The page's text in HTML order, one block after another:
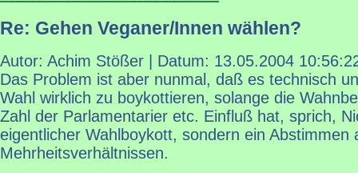
Re: Gehen Veganer/Innen wählen?
Autor: Achim Stößer | Datum: 13.05.2004
Das Problem ist aber nunmal, daß es technisch
Wahl wirklich zu boykottieren, solange die
Zahl der Parlamentarier etc. Einfluß hat, sprich,
eigentlicher Wahlboykott, sondern ein Abstimmen
Mehrheitsverhältnissen.